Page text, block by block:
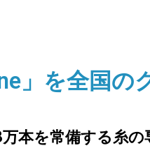
」を全国の
本を常備する糸の